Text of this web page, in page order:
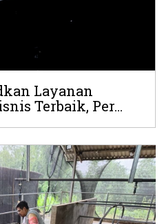
Layanan
Terbaik, Per...